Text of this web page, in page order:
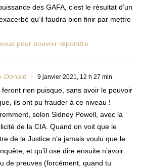
des GAFA, c’est le résultat d’un
qu’il faudra bien finir par mettre
pour pouvoir répondre
Donald 9 janvier 2021, 12 h 27 min
feront rien puisque, sans avoir le pouvoir
ils ont pu frauder à ce niveau !
selon Sidney Powell, avec la
de la CIA. Quand on voit que le
de la Justice n’a jamais voulu que le
et qu’il ose dire ensuite n’avoir
de preuves (forcément, quand tu